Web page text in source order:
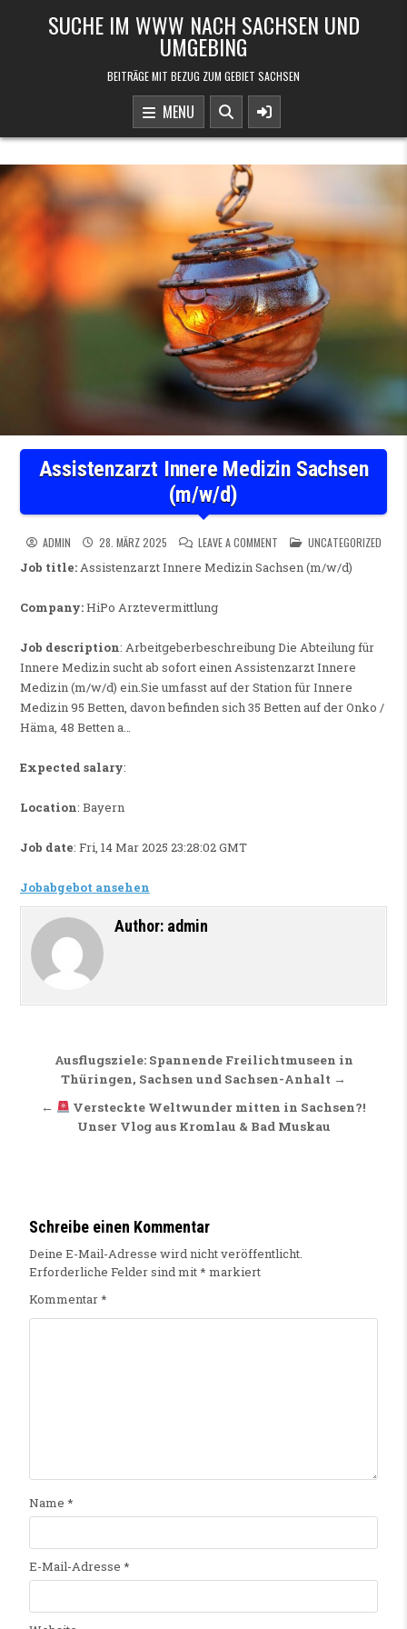
SUCHE IM WWW NACH SACHSEN UND
UMGEBING
BEITRÄGE MIT BEZUG ZUM GEBIET SACHSEN
MENU
Assistenzarzt Innere Medizin Sachsen
(m/w/d)
ADMIN 28. MÄRZ 2025 LEAVE A COMMENTON ASSISTENZARZT INNERE
POSTED IN
UNCATEGORIZED
Job title:Assistenzarzt Innere Medizin Sachsen (m/w/d)
Company:HiPo Arztevermittlung
Job description: Arbeitgeberbeschreibung Die Abteilung für
Innere Medizin sucht ab sofort einen Assistenzarzt Innere
Medizin (m/w/d) ein.Sie umfasst auf der Station für Innere
Medizin 95 Betten, davon befinden sich 35 Betten auf der Onko /
Häma, 48 Betten a…
Expected salary:
Location: Bayern
Job date: Fri, 14 Mar 2025 23:28:02 GMT
Jobabgebot ansehen
Author: admin
Beitragsnavigation
Ausflugsziele: Spannende Freilichtmuseen in
Thüringen, Sachsen und Sachsen-Anhalt →
←
Versteckte Weltwunder mitten in Sachsen?!
Unser Vlog aus Kromlau & Bad Muskau
Schreibe einen Kommentar
Deine E-Mail-Adresse wird nicht veröffentlicht.
Erforderliche Felder sind mit* markiert
Kommentar*
Name *
E-Mail-Adresse *